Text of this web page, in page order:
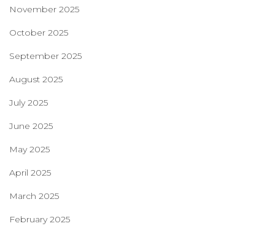
November 2025
October 2025
September 2025
August 2025
July 2025
June 2025
May 2025
April 2025
March 2025
February 2025